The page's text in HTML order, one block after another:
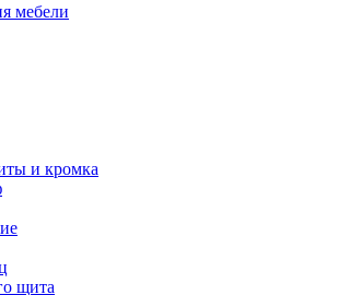
мебели
и кромка
щита